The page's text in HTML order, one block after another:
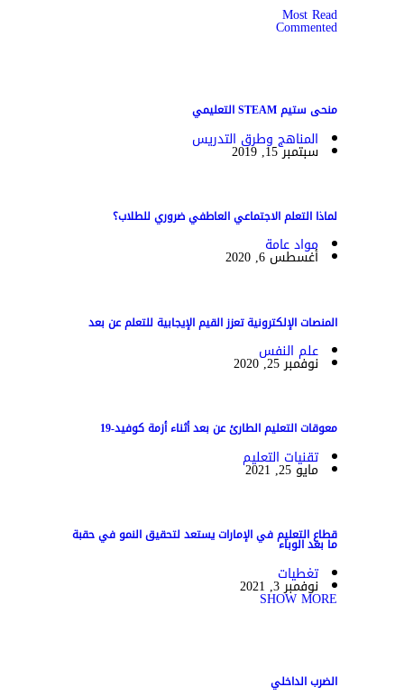
Most Read
Commented
منحى ستيم STEAM التعليمي
المناهج وطرق التدريس
سبتمبر 15, 2019
لماذا التعلم الاجتماعي العاطفي ضروري للطلاب؟
مواد عامة
أغسطس 6, 2020
المنصات الإلكترونية تعزز القيم الإيجابية للتعلم عن بعد
علم النفس
نوفمبر 25, 2020
معوقات التعليم الطارئ عن بعد أثناء أزمة كوفيد-19
تقنيات التعليم
مايو 25, 2021
قطاع التعليم في الإمارات يستعد لتحقيق النمو في حقبة
ما بعد الوباء
تغطيات
نوفمبر 3, 2021
SHOW MORE
الضرب الداخلي